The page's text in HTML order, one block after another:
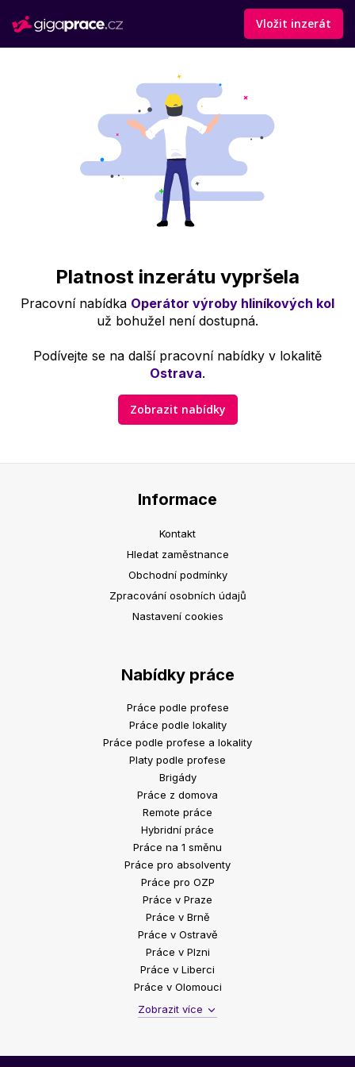
Vložit inzerát
Platnost inzerátu vypršela
Pracovní nabídka Operátor výroby hliníkových kol
už bohužel není dostupná.
Podívejte se na další pracovní nabídky v lokalitě
Ostrava.
Zobrazit nabídky
Informace
Kontakt
Hledat zaměstnance
Obchodní podmínky
Zpracování osobních údajů
Nastavení cookies
Nabídky práce
Práce podle profese
Práce podle lokality
Práce podle profese a lokality
Platy podle profese
Brigády
Práce z domova
Remote práce
Hybridní práce
Práce na 1 směnu
Práce pro absolventy
Práce pro OZP
Práce v Praze
Práce v Brně
Práce v Ostravě
Práce v Plzni
Práce v Liberci
Práce v Olomouci
Zobrazit více